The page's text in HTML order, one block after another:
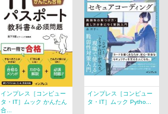
インプレス［コンピュー
タ・IT］ムック かんたん
合...
インプレス［コンピュー
タ・IT］ムック Pytho...